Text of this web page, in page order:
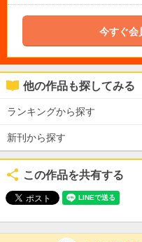
今すぐ会
他の作品も探してみる
ランキングから探す
新刊から探す
この作品を共有する